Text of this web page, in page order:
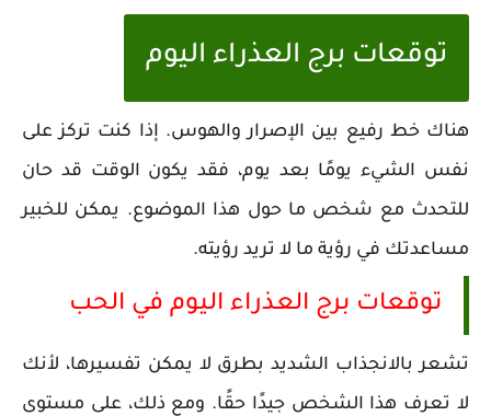
توقعات برج العذراء اليوم
هناك خط رفيع بين الإصرار والهوس. إذا كنت تركز على
نفس الشيء يومًا بعد يوم، فقد يكون الوقت قد حان
للتحدث مع شخص ما حول هذا الموضوع. يمكن للخبير
مساعدتك في رؤية ما لا تريد رؤيته.
توقعات برج العذراء اليوم في الحب
تشعر بالانجذاب الشديد بطرق لا يمكن تفسيرها، لأنك
لا تعرف هذا الشخص جيدًا حقًا. ومع ذلك، على مستوى